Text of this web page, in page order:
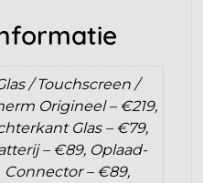
/ Touchscreen /
Origineel – €219,
Glas – €79,
– €89, Oplaad-
Connector – €89,